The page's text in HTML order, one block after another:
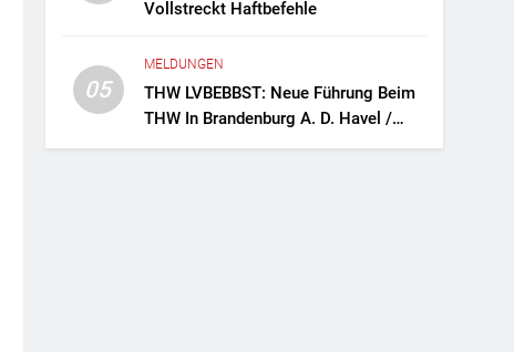
Vollstreckt Haftbefehle
05
MELDUNGEN
THW LVBEBBST: Neue Führung Beim
THW In Brandenburg A. D. Havel /
Zwei Frauen An Der Spitze Des